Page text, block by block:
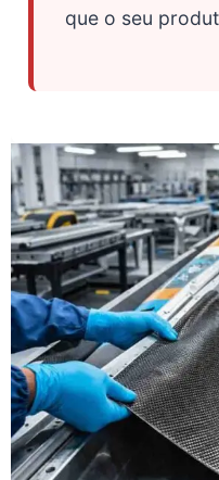
que o seu